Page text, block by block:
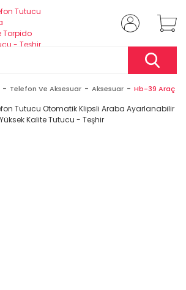
Telefon Ve Aksesuar Aksesuar Hb-39 Araç